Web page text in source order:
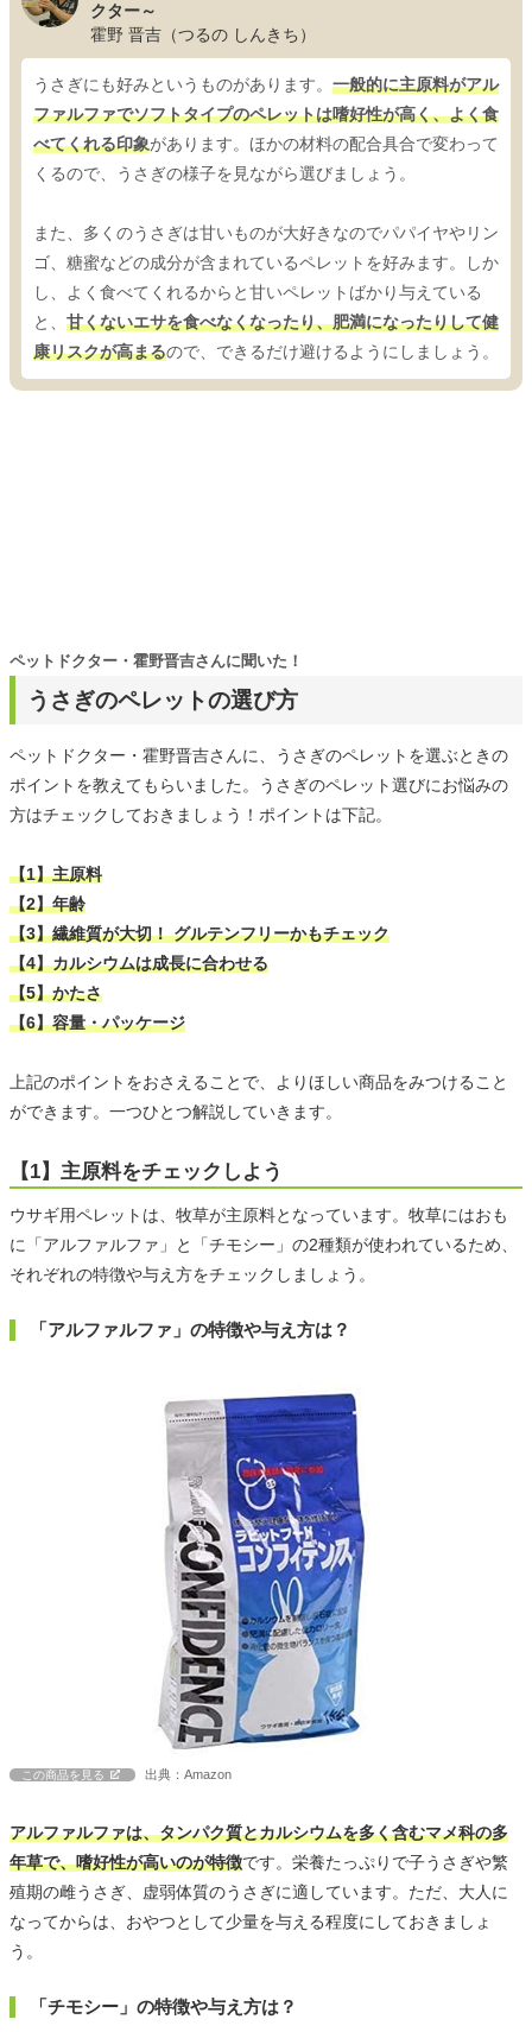
クター～
霍野 晋吉（つるの しんきち）
うさぎにも好みというものがあります。 一般的に主原料がアル
ファルファでソフトタイプのペレットは嗜好性が高く、よく食
べてくれる印象があります。ほかの材料の配合具合で変わって
くるので、うさぎの様子を見ながら選びましょう。
また、多くのうさぎは甘いものが大好きなのでパパイヤやリン
ゴ、糖蜜などの成分が含まれているペレットを好みます。しか
し、よく食べてくれるからと甘いペレットばかり与えている
と、 甘くないエサを食べなくなったり、肥満になったりして健
康リスクが高まるので、できるだけ避けるようにしましょう。
うさぎのペレットの選び方
ペットドクター・霍野晋吉さんに聞いた！
ペットドクター・霍野晋吉さんに、うさぎのペレットを選ぶときの
ポイントを教えてもらいました。うさぎのペレット選びにお悩みの
方はチェックしておきましょう！ポイントは下記。
【1】主原料
【2】年齢
【3】繊維質が大切！ グルテンフリーかもチェック
【4】カルシウムは成長に合わせる
【5】かたさ
【6】容量・パッケージ
上記のポイントをおさえることで、よりほしい商品をみつけること
ができます。一つひとつ解説していきます。
【1】主原料をチェックしよう
ウサギ用ペレットは、牧草が主原料となっています。牧草にはおも
に「アルファルファ」と「チモシー」の2種類が使われているため、
それぞれの特徴や与え方をチェックしましょう。
「アルファルファ」の特徴や与え方は？
この商品を見る 出典：Amazon
アルファルファは、タンパク質とカルシウムを多く含むマメ科の多
年草で、嗜好性が高いのが特徴です。栄養たっぷりで子うさぎや繁
殖期の雌うさぎ、虚弱体質のうさぎに適しています。ただ、大人に
なってからは、おやつとして少量を与える程度にしておきましょ
う。
「チモシー」の特徴や与え方は？